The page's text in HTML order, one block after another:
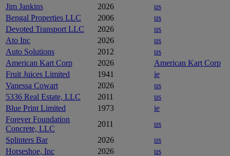
Jim Jankins
2026
us
Bengal Properties LLC
2006
us
Devoted Transport LLC
2026
us
Ato Inc
2026
us
Auto Solutions
2012
us
American Kart Corp
2026
American Kart Corp
Fruit Juices Limited
1941
ie
Vanessa Cowart
2026
us
5336 Real Estate, LLC
2011
us
Blue Print Limited
1973
ie
Forever Foundation
Concrete, LLC
2011
us
Splinters Bar
2026
us
Horseshoe, Inc
2026
us